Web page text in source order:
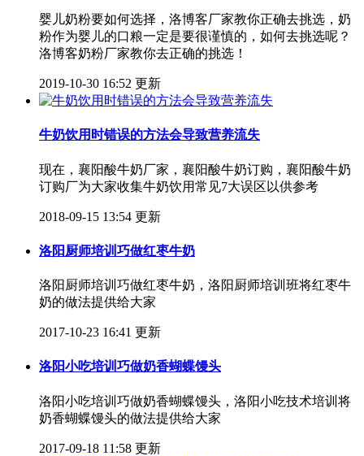
婴儿奶粉要如何选择，洛博客厂家教你正确去挑选，奶
粉作为婴儿的口粮一定是要很谨慎的，如何去挑选呢？
洛博客奶粉厂家教你去正确的挑选！
2019-10-30 16:52 更新
牛奶饮用时错误的方法会导致营养流失
现在，襄阳酸牛奶厂家，襄阳酸牛奶订购，襄阳酸牛奶
订购厂为大家收集牛奶饮用常见7大误区以供参考
2018-09-15 13:54 更新
洛阳厨师培训巧做红枣牛奶
洛阳厨师培训巧做红枣牛奶，洛阳厨师培训班将红枣牛
奶的做法提供给大家
2017-10-23 16:41 更新
洛阳小吃培训巧做奶香蝴蝶馒头
洛阳小吃培训巧做奶香蝴蝶馒头，洛阳小吃技术培训将
奶香蝴蝶馒头的做法提供给大家
2017-09-18 11:58 更新